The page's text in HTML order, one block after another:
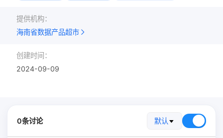
提供机构：
海南省数据产品超市
创建时间：
2024-09-09
0条讨论 默认